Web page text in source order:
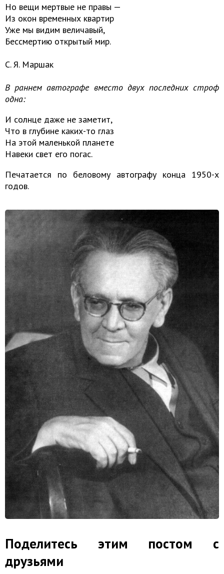
Но вещи мертвые не правы —
Из окон временных квартир
Уже мы видим величавый,
Бессмертию открытый мир.
С. Я. Маршак
В раннем автографе вместо двух последних строф
одна:
И солнце даже не заметит,
Что в глубине каких-то глаз
На этой маленькой планете
Навеки свет его погас.
Печатается по беловому автографу конца 1950-х
годов.
Поделитесь этим постом с
друзьями